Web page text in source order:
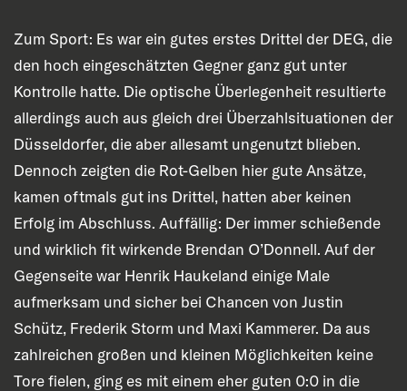
Zum Sport: Es war ein gutes erstes Drittel der DEG, die
den hoch eingeschätzten Gegner ganz gut unter
Kontrolle hatte. Die optische Überlegenheit resultierte
allerdings auch aus gleich drei Überzahlsituationen der
Düsseldorfer, die aber allesamt ungenutzt blieben.
Dennoch zeigten die Rot-Gelben hier gute Ansätze,
kamen oftmals gut ins Drittel, hatten aber keinen
Erfolg im Abschluss. Auffällig: Der immer schießende
und wirklich fit wirkende Brendan O’Donnell. Auf der
Gegenseite war Henrik Haukeland einige Male
aufmerksam und sicher bei Chancen von Justin
Schütz, Frederik Storm und Maxi Kammerer. Da aus
zahlreichen großen und kleinen Möglichkeiten keine
Tore fielen, ging es mit einem eher guten 0:0 in die